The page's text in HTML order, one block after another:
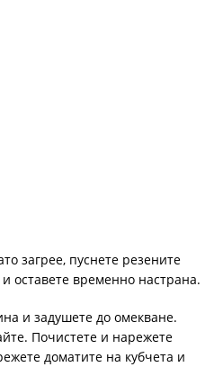
загрее, пуснете резените
оставете временно настрана.
и задушете до омекване.
Почистете и нарежете
доматите на кубчета и